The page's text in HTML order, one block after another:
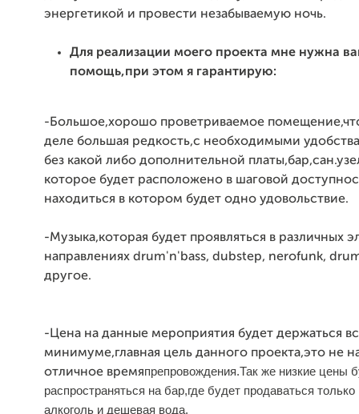
энергетикой и провести незабываемую ночь.
Для реализации моего проекта мне нужна
помощь,при этом я гарантирую:
-Большое,хорошо проветриваемое
деле большая редкость,с необходимыми
без какой либо дополнительной
которое будет расположено в шаговой
находиться в котором будет одно удовольствие.
-Музыка,которая будет проявляться в различных
направлениях drum'n'bass, dubstep, nerofunk,
другое.
-Цена на данные мероприятия будет держаться
минимуме,главная цель данного проекта,это не
отличное времяпрепровождения.Так же низкие цены
распространяться на бар,где будет продаваться
алкоголь и дешевая вода.